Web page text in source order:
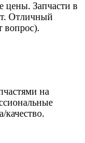
цены. Запчасти в
Отличный
вопрос).
на